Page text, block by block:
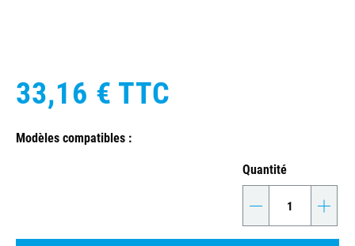
33,16 € TTC
Modèles compatibles :
Quantité
- +